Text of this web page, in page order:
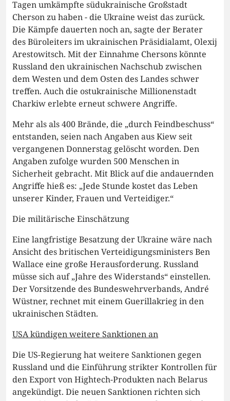
Tagen umkämpfte südukrainische Großstadt
Cherson zu haben - die Ukraine weist das zurück.
Die Kämpfe dauerten noch an, sagte der Berater
des Büroleiters im ukrainischen Präsidialamt, Olexij
Arestowitsch. Mit der Einnahme Chersons könnte
Russland den ukrainischen Nachschub zwischen
dem Westen und dem Osten des Landes schwer
treffen. Auch die ostukrainische Millionenstadt
Charkiw erlebte erneut schwere Angriffe.
Mehr als als 400 Brände, die „durch Feindbeschuss“
entstanden, seien nach Angaben aus Kiew seit
vergangenen Donnerstag gelöscht worden. Den
Angaben zufolge wurden 500 Menschen in
Sicherheit gebracht. Mit Blick auf die andauernden
Angriffe hieß es: „Jede Stunde kostet das Leben
unserer Kinder, Frauen und Verteidiger.“
Die militärische Einschätzung
Eine langfristige Besatzung der Ukraine wäre nach
Ansicht des britischen Verteidigungsministers Ben
Wallace eine große Herausforderung. Russland
müsse sich auf „Jahre des Widerstands“ einstellen.
Der Vorsitzende des Bundeswehrverbands, André
Wüstner, rechnet mit einem Guerillakrieg in den
ukrainischen Städten.
USA kündigen weitere Sanktionen an
Die US-Regierung hat weitere Sanktionen gegen
Russland und die Einführung strikter Kontrollen für
den Export von Hightech-Produkten nach Belarus
angekündigt. Die neuen Sanktionen richten sich